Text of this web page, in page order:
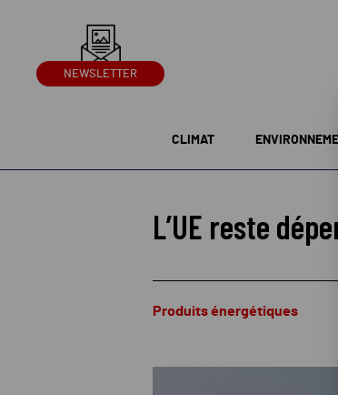
NEWSLETTER
CLIMAT
L’UE reste
Produits énergétiques